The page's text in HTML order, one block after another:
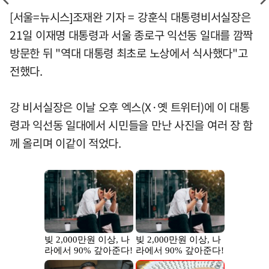
[서울=뉴시스]조재완 기자 = 강훈식 대통령비서실장은
21일 이재명 대통령과 서울 종로구 익선동 일대를 깜짝
방문한 뒤 "역대 대통령 최초로 노상에서 식사했다"고
전했다.
강 비서실장은 이날 오후 엑스(X·옛 트위터)에 이 대통
령과 익선동 일대에서 시민들을 만난 사진을 여러 장 함
께 올리며 이같이 적었다.